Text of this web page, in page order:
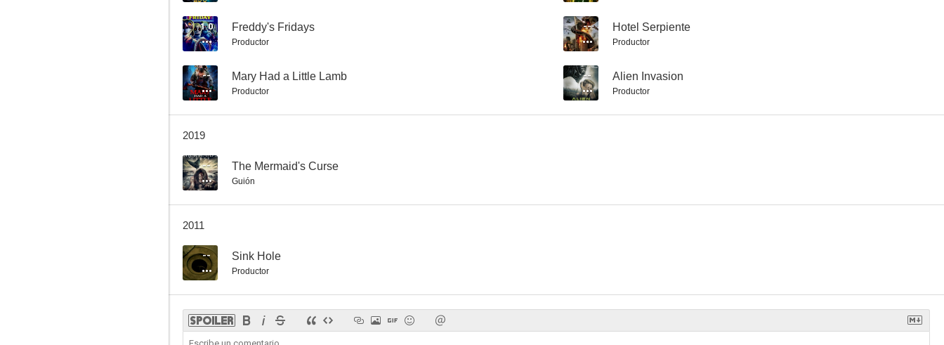
1.0 Freddy's Fridays
Productor
-- Hotel Serpiente
Productor
-- Mary Had a Little Lamb
Productor
-- Alien Invasion
Productor
2019
-- The Mermaid's Curse
Guión
2011
-- Sink Hole
Productor